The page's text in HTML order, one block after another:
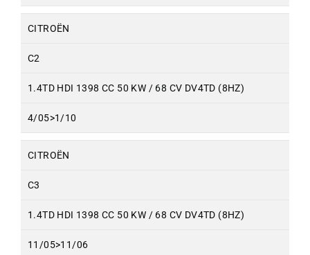
CITROËN
C2
1.4TD HDI 1398 CC 50 KW / 68 CV DV4TD (8HZ)
4/05>1/10
CITROËN
C3
1.4TD HDI 1398 CC 50 KW / 68 CV DV4TD (8HZ)
11/05>11/06